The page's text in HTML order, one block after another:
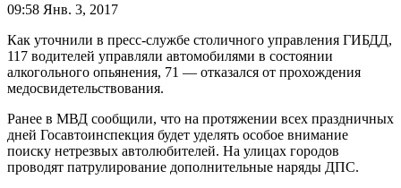
09:58 Янв. 3, 2017
Как уточнили в пресс-службе столичного управления ГИБДД,
117 водителей управляли автомобилями в состоянии
алкогольного опьянения, 71 — отказался от прохождения
медосвидетельствования.
Ранее в МВД сообщили, что на протяжении всех праздничных
дней Госавтоинспекция будет уделять особое внимание
поиску нетрезвых автолюбителей. На улицах городов
проводят патрулирование дополнительные наряды ДПС.